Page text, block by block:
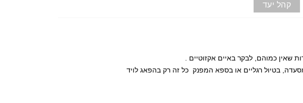
קהל יעד
שאין כמוהם, לבקר באיים אקזוטיים .
בטיול רגליים או בספא המפנק כל זה רק בהפאג לויד